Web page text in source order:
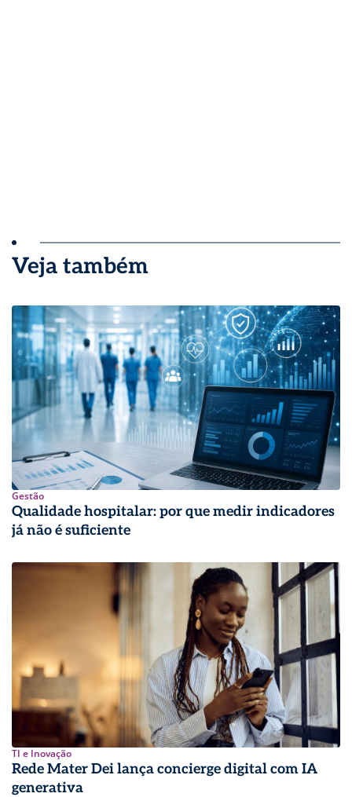
Veja também
Gestão
Qualidade hospitalar: por que medir indicadores
já não é suficiente
TI e Inovação
Rede Mater Dei lança concierge digital com IA
generativa